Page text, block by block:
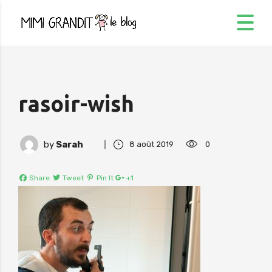
rasoir-wish
by Sarah 8 août 2019 0
Share Tweet Pin It +1